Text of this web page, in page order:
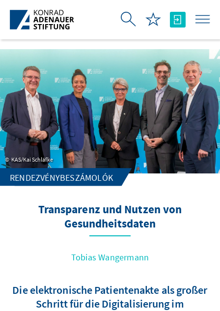
Ugrás a fő tartalomhoz
KAS/Kai Schläfke
RENDEZVÉNYBESZÁMOLÓK
Transparenz und Nutzen von
Gesundheitsdaten
Tobias Wangermann
Die elektronische Patientenakte als großer
Schritt für die Digitalisierung im